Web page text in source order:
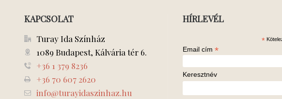
KAPCSOLAT
Turay Ida Színház
1089 Budapest, Kálvária tér 6.
+36 1 379 8236
+36 70 607 2620
info@turayidaszinhaz.hu
HÍRLEVÉL
*
Email cím *
Keresztnév